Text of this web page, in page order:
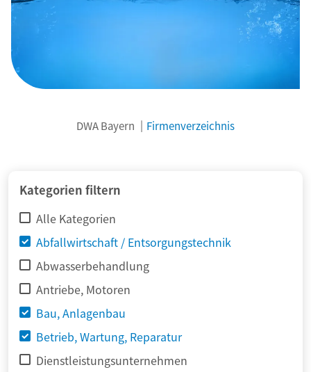
DWA Bayern Firmenverzeichnis
Kategorien filtern
Alle Kategorien
Abfallwirtschaft / Entsorgungstechnik
Abwasserbehandlung
Antriebe, Motoren
Bau, Anlagenbau
Betrieb, Wartung, Reparatur
Dienstleistungsunternehmen